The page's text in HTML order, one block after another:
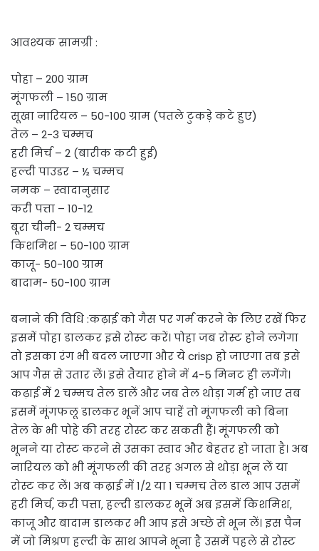
आवश्यक सामग्री :
पोहा – 200 ग्राम
मूंगफली – 150 ग्राम
सूखा नारियल – 50-100 ग्राम (पतले टुकड़े कटे हुए)
तेल – 2-3 चम्मच
हरी मिर्च – 2 (बारीक कटी हुई)
हल्दी पाउडर – ½ चम्मच
नमक – स्वादानुसार
करी पत्ता – 10-12
बूरा चीनी- 2 चम्मच
किशमिश – 50-100 ग्राम
काजू- 50-100 ग्राम
बादाम- 50-100 ग्राम
बनाने की विधि :कढ़ाई को गैस पर गर्म करने के लिए रखें फिर
इसमें पोहा डालकर इसे रोस्ट करें। पोहा जब रोस्ट होने लगेगा
तो इसका रंग भी बदल जाएगा और ये crisp हो जाएगा तब इसे
आप गैस से उतार लें। इसे तैयार होने में 4-5 मिनट ही लगेंगे।
कढ़ाई में 2 चम्मच तेल डालें और जब तेल थोड़ा गर्म हो जाए तब
इसमें मूंगफलू डालकर भूनें आप चाहें तो मूंगफली को बिना
तेल के भी पोहे की तरह रोस्ट कर सकती हैं। मूंगफली को
भूनने या रोस्ट करने से उसका स्वाद और बेहतर हो जाता है। अब
नारियल को भी मूंगफली की तरह अगल से थोड़ा भून लें या
रोस्ट कर लें। अब कढ़ाई में 1/2 या 1 चम्मच तेल डाल आप उसमें
हरी मिर्च, करी पत्ता, हल्दी डालकर भूनें अब इसमें किशमिश,
काजू और बादाम डालकर भी आप इसे अच्छे से भून लें। इस पैन
में जो मिश्रण हल्दी के साथ आपने भूना है उसमें पहले से रोस्ट